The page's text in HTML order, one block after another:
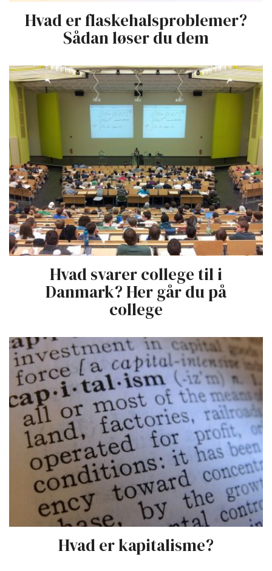
Hvad er flaskehalsproblemer?
Sådan løser du dem
Hvad svarer college til i
Danmark? Her går du på
college
Hvad er kapitalisme?